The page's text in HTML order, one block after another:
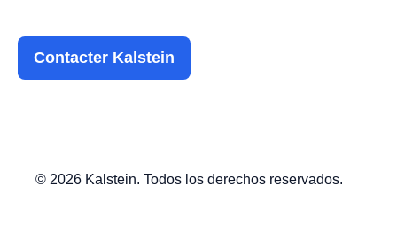
Contacter Kalstein
© 2026 Kalstein. Todos los derechos reservados.